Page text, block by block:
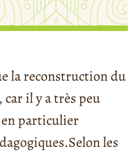
la reconstruction du
il y a très peu
en particulier
Selon les